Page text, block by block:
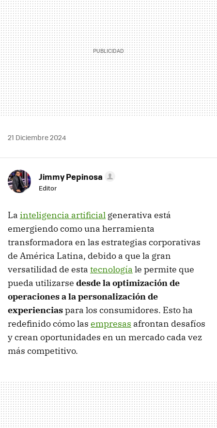
21 Diciembre 2024
Jimmy Pepinosa
Editor
La inteligencia artificial generativa está
emergiendo como una herramienta
transformadora en las estrategias corporativas
de América Latina, debido a que la gran
versatilidad de esta tecnología le permite que
pueda utilizarse desde la optimización de
operaciones a la personalización de
experienciaspara los consumidores. Esto ha
redefinido cómo las empresas afrontan desafíos
y crean oportunidades en un mercado cada vez
más competitivo.